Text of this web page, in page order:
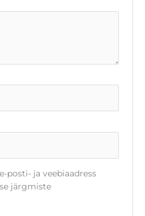
posti- ja veebiaadress
järgmiste